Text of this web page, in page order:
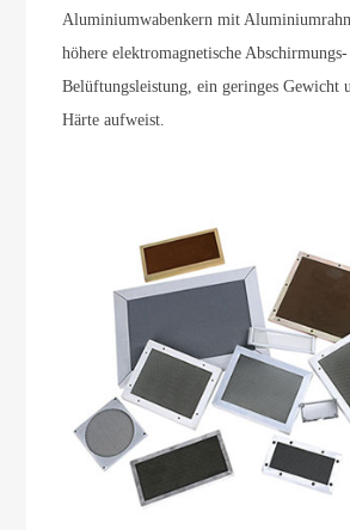
Aluminiumwabenkern mit
höhere elektromagnetische
Belüftungsleistung, ein geringes Gewicht
Härte aufweist.